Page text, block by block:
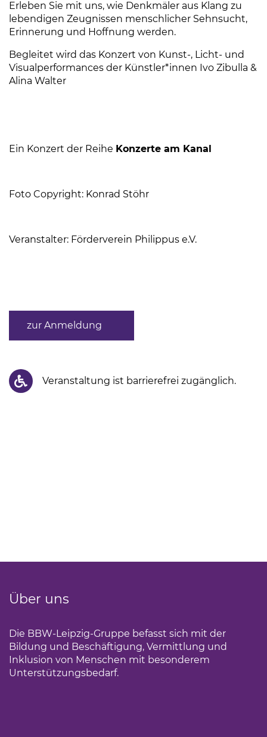
Erleben Sie mit uns, wie Denkmäler aus Klang zu
lebendigen Zeugnissen menschlicher Sehnsucht,
Erinnerung und Hoffnung werden.
Begleitet wird das Konzert von Kunst-, Licht- und
Visualperformances der Künstler*innen Ivo Zibulla &
Alina Walter
Ein Konzert der Reihe Konzerte am Kanal
Foto Copyright: Konrad Stöhr
Veranstalter: Förderverein Philippus e.V.
zur Anmeldung
Veranstaltung ist barrierefrei zugänglich.
Über uns
Die BBW-Leipzig-Gruppe befasst sich mit der
Bildung und Beschäftigung, Vermittlung und
Inklusion von Menschen mit besonderem
Unterstützungsbedarf.